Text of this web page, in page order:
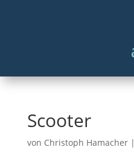
Scooter
von Christoph Hamacher|